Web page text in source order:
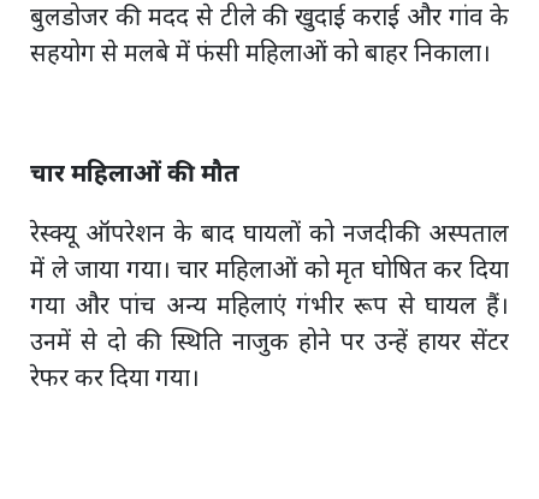
बुलडोजर की मदद से टीले की खुदाई कराई और गांव के
सहयोग से मलबे में फंसी महिलाओं को बाहर निकाला।
चार महिलाओं की मौत
रेस्क्यू ऑपरेशन के बाद घायलों को नजदीकी अस्पताल
में ले जाया गया। चार महिलाओं को मृत घोषित कर दिया
गया और पांच अन्य महिलाएं गंभीर रूप से घायल हैं।
उनमें से दो की स्थिति नाजुक होने पर उन्हें हायर सेंटर
रेफर कर दिया गया।